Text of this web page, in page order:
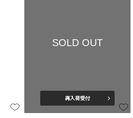
SOLD OUT
再入荷受付